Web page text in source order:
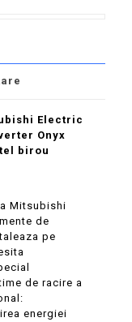
Electric
Onyx
birou
Mitsubishi
de
pe
de racire a
energiei